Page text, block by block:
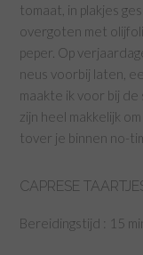
tomaat, in plakjes
overgoten met
peper. Op
neus voorbij laten,
maakte ik voor bij
zijn heel makkelijk
tover je binnen no-
CAPRESE
Bereidingstijd : 15